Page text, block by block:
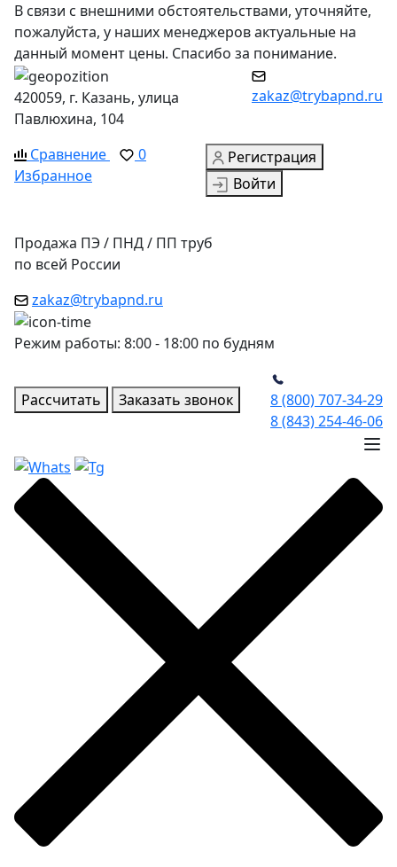
В связи с внешними обстоятельствами, уточняйте,
пожалуйста, у наших менеджеров актуальные на
данный момент цены. Спасибо за понимание.
420059, г. Казань, улица
Павлюхина, 104
zakaz@trybapnd.ru
Сравнение
0
Избранное
Регистрация
Войти
Продажа ПЭ / ПНД / ПП труб
по всей России
zakaz@trybapnd.ru
Режим работы: 8:00 - 18:00 по будням
Рассчитать Заказать звонок
8 (800) 707-34-29
8 (843) 254-46-06